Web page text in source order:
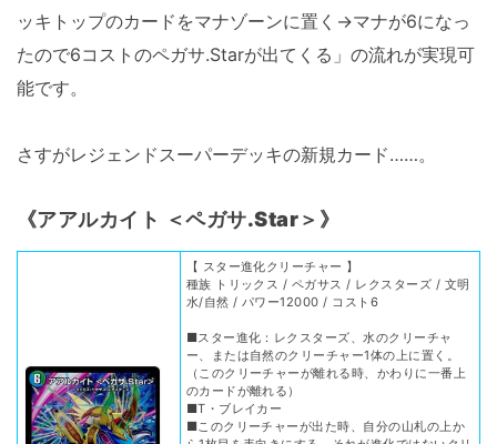
ッキトップのカードをマナゾーンに置く→マナが6になっ
たので6コストのペガサ.Starが出てくる」の流れが実現可
能です。
さすがレジェンドスーパーデッキの新規カード……。
《アアルカイト ＜ペガサ.Star＞ 》
【 スター進化クリーチャー 】
種族 トリックス / ペガサス / レクスターズ / 文明
水/自然 / パワー12000 / コスト6
■スター進化：レクスターズ、水のクリーチャ
ー、または自然のクリーチャー1体の上に置く。
（このクリーチャーが離れる時、かわりに一番上
のカードが離れる）
■T・ブレイカー
■このクリーチャーが出た時、自分の山札の上か